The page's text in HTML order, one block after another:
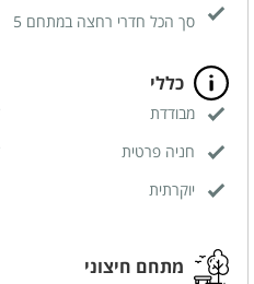
סך הכל חדרי רחצה במתחם 5
כללי
מבודדת
חניה פרטית
יוקרתית
מתחם חיצוני